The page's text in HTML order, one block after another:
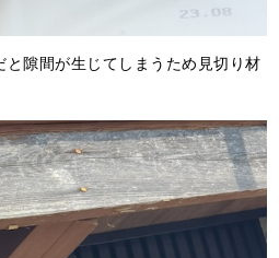
隙間が生じてしまうため見切り材